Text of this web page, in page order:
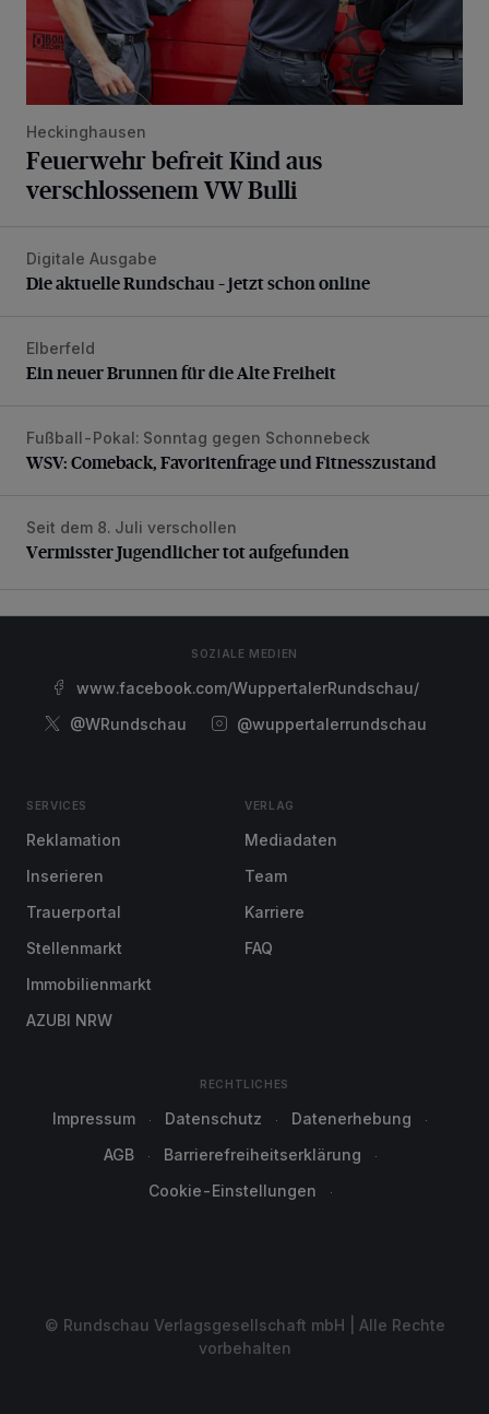
Heckinghausen
Feuerwehr befreit Kind aus
verschlossenem VW Bulli
Die aktuelle Rundschau – jetzt schon online
Digitale Ausgabe
Die aktuelle Rundschau – jetzt schon online
Ein neuer Brunnen für die Alte Freiheit
Elberfeld
Ein neuer Brunnen für die Alte Freiheit
WSV: Comeback, Favoritenfrage und Fitnesszustand
Fußball-Pokal: Sonntag gegen Schonnebeck
WSV: Comeback, Favoritenfrage und Fitnesszustand
Vermisster Jugendlicher tot aufgefunden
Seit dem 8. Juli verschollen
Vermisster Jugendlicher tot aufgefunden
SOZIALE MEDIEN
www.facebook.com/WuppertalerRundschau/
@WRundschau
@wuppertalerrundschau
SERVICES
Reklamation
Inserieren
Trauerportal
Stellenmarkt
Immobilienmarkt
AZUBI NRW
VERLAG
Mediadaten
Team
Karriere
FAQ
RECHTLICHES
Impressum Datenschutz
Datenerhebung
AGB
Barrierefreiheitserklärung
Cookie-Einstellungen
© Rundschau Verlagsgesellschaft mbH | Alle Rechte
vorbehalten